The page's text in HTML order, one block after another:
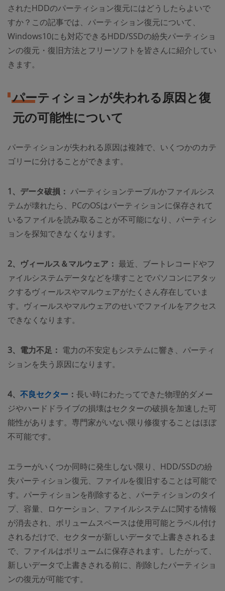
されたHDDのパーティション復元にはどうしたらよいで
すか？この記事では、パーティション復元について、
Windows10にも対応できるHDD/SSDの紛失パーティショ
ンの復元・復旧方法とフリーソフトを皆さんに紹介してい
きます。
パーティションが失われる原因と復
元の可能性について
パーティションが失われる原因は複雑で、いくつかのカテ
ゴリーに分けることができます。
1、データ破損： パーティションテーブルかファイルシス
テムが壊れたら、PCのOSはパーティションに保存されて
いるファイルを読み取ることが不可能になり、パーティシ
ョンを探知できなくなります。
2、ヴィールス＆マルウェア： 最近、ブートレコードやフ
ァイルシステムデータなどを壊すことでパソコンにアタッ
クするヴィールスやマルウェアがたくさん存在していま
す。ヴィールスやマルウェアのせいでファイルをアクセス
できなくなります。
3、電力不足： 電力の不安定もシステムに響き、パーティ
ションを失う原因になります。
4、 不良セクター ： 長い時にわたってできた物理的ダメー
ジやハードドライブの損壊はセクターの破損を加速した可
能性があります。専門家がいない限り修復することはほぼ
不可能です。
エラーがいくつか同時に発生しない限り、HDD/SSDの紛
失パーティション復元、ファイルを復旧することは可能で
す。パーティションを削除すると、パーティションのタイ
プ、容量、ロケーション、ファイルシステムに関する情報
が消去され、ボリュームスペースは使用可能とラベル付け
されるだけで、セクターが新しいデータで上書きされるま
で、ファイルはボリュームに保存されます。したがって、
新しいデータで上書きされる前に、削除したパーティショ
ンの復元が可能です。